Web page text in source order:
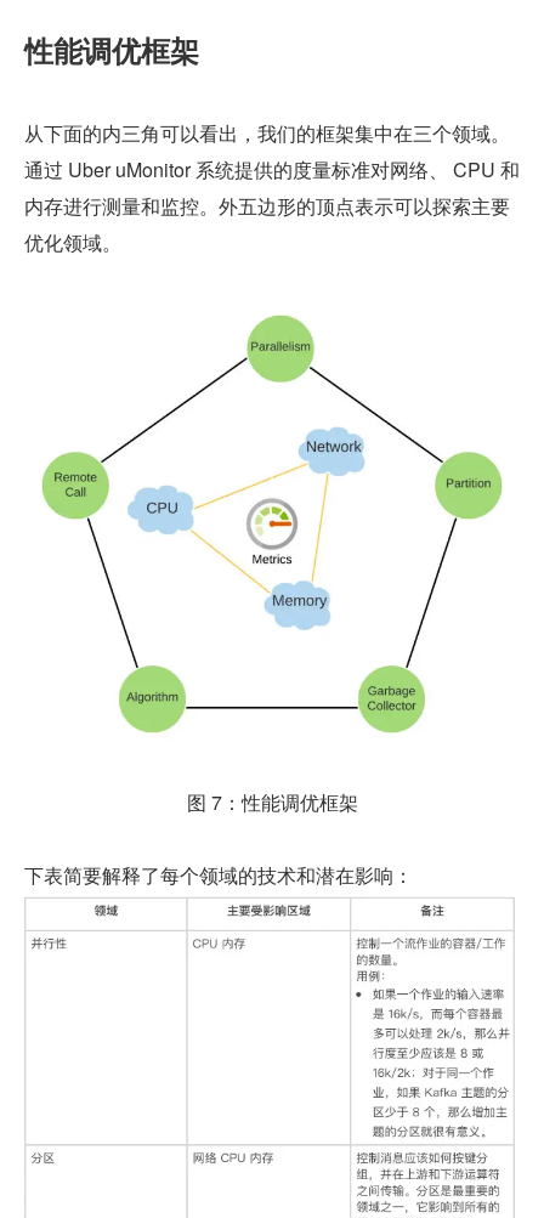
性能调优框架
从下面的内三角可以看出，我们的框架集中在三个领域。
通过 Uber uMonitor 系统提供的度量标准对网络、 CPU 和
内存进行测量和监控。外五边形的顶点表示可以探索主要
优化领域。
图 7：性能调优框架
下表简要解释了每个领域的技术和潜在影响：